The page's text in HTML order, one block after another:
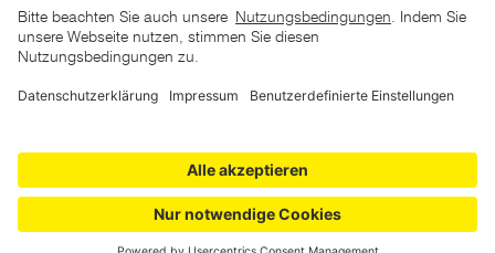
zu verstehen
Copyright © 2026 ZGONC. Alle Rechte vorbehalten.